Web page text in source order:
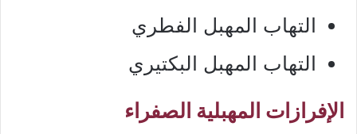
التهاب المهبل الفطري
التهاب المهبل البكتيري
الإفرازات المهبلية الصفراء